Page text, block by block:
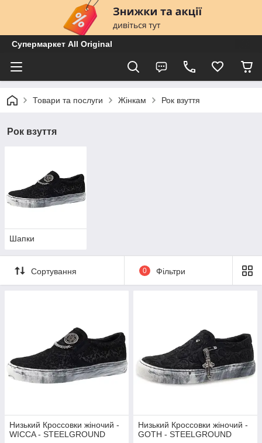
Супермаркет All Original
Товари та послуги Жінкам Рок взуття
Рок взуття
Шапки
Сортування 0 Фільтри
Низький Кроссовки жіночий -
WICCA - STEELGROUND
Низький Кроссовки жіночий -
GOTH - STEELGROUND